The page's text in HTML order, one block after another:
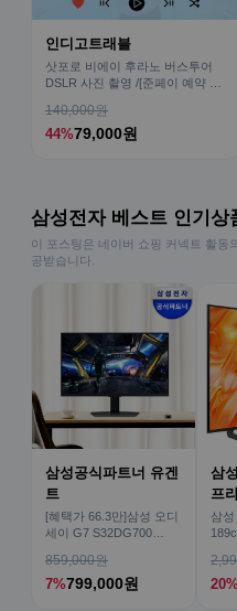
인디고트래블
삿포로 비에이 후라노 버스투어
DSLR 사진 촬영 /[준페이 예약 식
140,000원
44%79,000원
삼성전자 베스트 인기상
이 포스팅은 네이버 쇼핑 커넥트 활동
공받습니다.
삼성공식파트너 유겐
트
[혜택가 66.3만]삼성 오디
세이 G7 S32DG700
859,000원
7%799,000원
삼
프
삼
TV
20%